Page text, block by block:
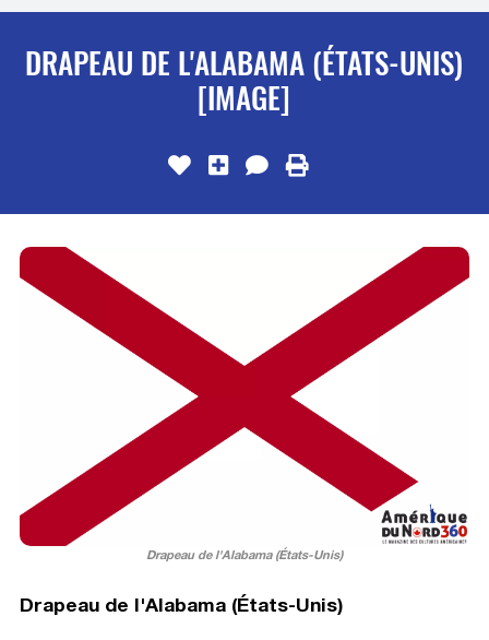
DRAPEAU DE L'ALABAMA (ÉTATS-UNIS)
[IMAGE]
Drapeau de l'Alabama (États-Unis)
Drapeau de l'Alabama (États-Unis)